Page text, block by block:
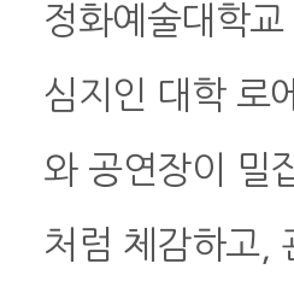
정화예술대학
심지인 대학 로
와 공연장이 밀
처럼 체감하고,